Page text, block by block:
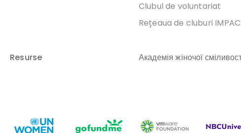
Clubul de voluntariat
Rețeaua de cluburi
Resurse Академія жіночої